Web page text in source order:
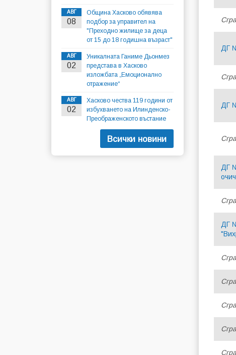
ДГ
ДГ
ДГ
ДГ
АВГ
08
Община Хасково обявява
подбор за управител на
"Преходно жилище за деца
от 15 до 18 годишна възраст"
АВГ
02
Уникалната Ганиме Дьонмез
представа в Хасково
изложбата „Емоционално
отражение“
АВГ
02
Хасково чества 119 години от
избухването на Илинденско-
Преображенското въстание
Всички новини